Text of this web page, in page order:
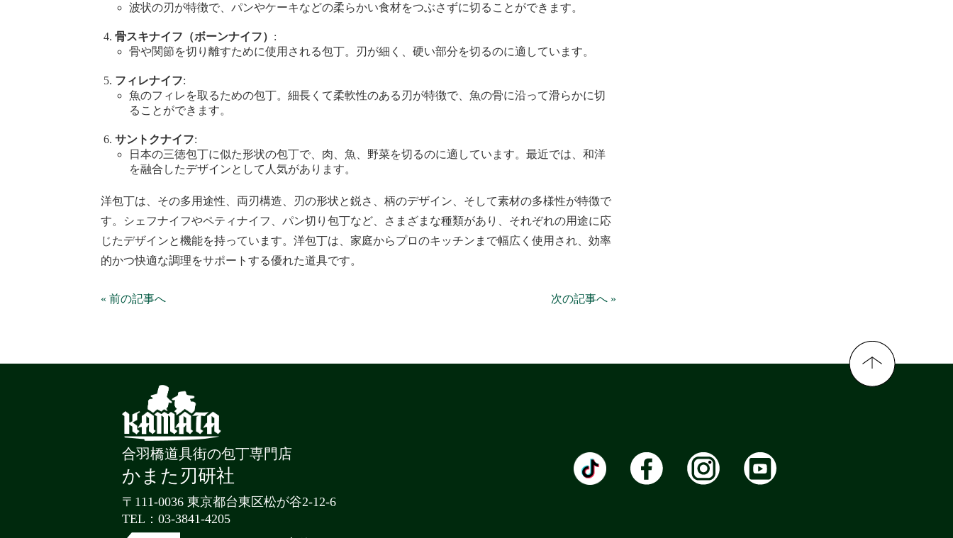
波状の刃が特徴で、パンやケーキなどの柔らかい食材をつぶさずに切ることができます。
骨スキナイフ（ボーンナイフ） :
骨や関節を切り離すために使用される包丁。刃が細く、硬い部分を切るのに適しています。
フィレナイフ:
魚のフィレを取るための包丁。細長くて柔軟性のある刃が特徴で、魚の骨に沿って滑らかに切
ることができます。
サントクナイフ:
日本の三徳包丁に似た形状の包丁で、肉、魚、野菜を切るのに適しています。最近では、和洋
を融合したデザインとして人気があります。
洋包丁は、その多用途性、両刃構造、刃の形状と鋭さ、柄のデザイン、そして素材の多様性が特徴で
す。シェフナイフやペティナイフ、パン切り包丁など、さまざまな種類があり、それぞれの用途に応
じたデザインと機能を持っています。洋包丁は、家庭からプロのキッチンまで幅広く使用され、効率
的かつ快適な調理をサポートする優れた道具です。
« 前の記事へ 次の記事へ »
合羽橋道具街の包丁専門店
かまた刃研社
〒111-0036 東京都台東区松が谷2-12-6
TEL：03-3841-4205